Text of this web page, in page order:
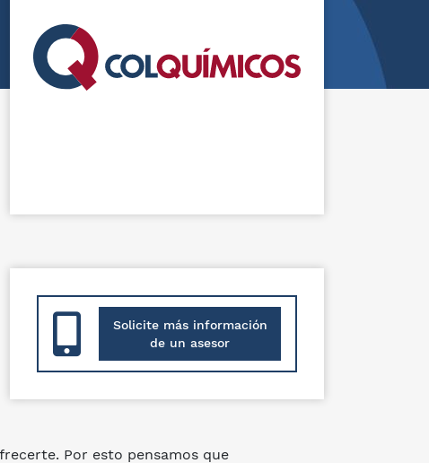
Solicite más información
de un asesor
Por esto pensamos que